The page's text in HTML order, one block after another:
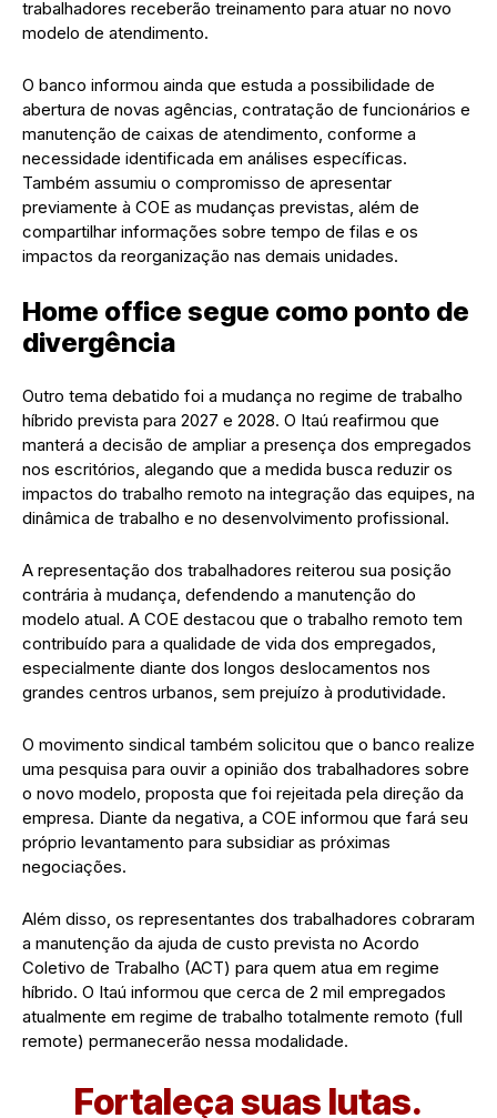
trabalhadores receberão treinamento para atuar no novo
modelo de atendimento.
O banco informou ainda que estuda a possibilidade de
abertura de novas agências, contratação de funcionários e
manutenção de caixas de atendimento, conforme a
necessidade identificada em análises específicas.
Também assumiu o compromisso de apresentar
previamente à COE as mudanças previstas, além de
compartilhar informações sobre tempo de filas e os
impactos da reorganização nas demais unidades.
Home office segue como ponto de
divergência
Outro tema debatido foi a mudança no regime de trabalho
híbrido prevista para 2027 e 2028. O Itaú reafirmou que
manterá a decisão de ampliar a presença dos empregados
nos escritórios, alegando que a medida busca reduzir os
impactos do trabalho remoto na integração das equipes, na
dinâmica de trabalho e no desenvolvimento profissional.
A representação dos trabalhadores reiterou sua posição
contrária à mudança, defendendo a manutenção do
modelo atual. A COE destacou que o trabalho remoto tem
contribuído para a qualidade de vida dos empregados,
especialmente diante dos longos deslocamentos nos
grandes centros urbanos, sem prejuízo à produtividade.
O movimento sindical também solicitou que o banco realize
uma pesquisa para ouvir a opinião dos trabalhadores sobre
o novo modelo, proposta que foi rejeitada pela direção da
empresa. Diante da negativa, a COE informou que fará seu
próprio levantamento para subsidiar as próximas
negociações.
Além disso, os representantes dos trabalhadores cobraram
a manutenção da ajuda de custo prevista no Acordo
Coletivo de Trabalho (ACT) para quem atua em regime
híbrido. O Itaú informou que cerca de 2 mil empregados
atualmente em regime de trabalho totalmente remoto (full
remote) permanecerão nessa modalidade.
Fortaleça suas lutas.